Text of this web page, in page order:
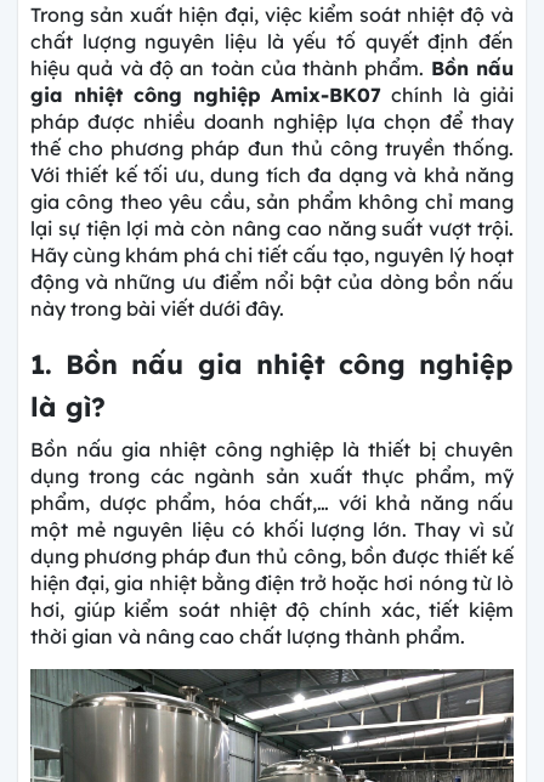
Trong sản xuất hiện đại, việc kiểm soát nhiệt độ và
chất lượng nguyên liệu là yếu tố quyết định đến
hiệu quả và độ an toàn của thành phẩm. Bồn nấu
gia nhiệt công nghiệp Amix-BK07 chính là giải
pháp được nhiều doanh nghiệp lựa chọn để thay
thế cho phương pháp đun thủ công truyền thống.
Với thiết kế tối ưu, dung tích đa dạng và khả năng
gia công theo yêu cầu, sản phẩm không chỉ mang
lại sự tiện lợi mà còn nâng cao năng suất vượt trội.
Hãy cùng khám phá chi tiết cấu tạo, nguyên lý hoạt
động và những ưu điểm nổi bật của dòng bồn nấu
này trong bài viết dưới đây.
1. Bồn nấu gia nhiệt công nghiệp
là gì?
Bồn nấu gia nhiệt công nghiệp là thiết bị chuyên
dụng trong các ngành sản xuất thực phẩm, mỹ
phẩm, dược phẩm, hóa chất,… với khả năng nấu
một mẻ nguyên liệu có khối lượng lớn. Thay vì sử
dụng phương pháp đun thủ công, bồn được thiết kế
hiện đại, gia nhiệt bằng điện trở hoặc hơi nóng từ lò
hơi, giúp kiểm soát nhiệt độ chính xác, tiết kiệm
thời gian và nâng cao chất lượng thành phẩm.